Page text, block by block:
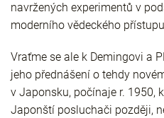
navržených experimentů v
moderního vědeckého
Vraťme se ale k Demingovi a
jeho přednášení o tehdy
v Japonsku, počínaje r. 1950,
Japonští posluchači později,